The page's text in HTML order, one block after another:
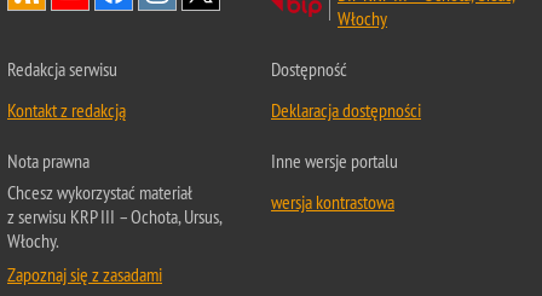
Włochy
Redakcja serwisu
Kontakt z redakcją
Dostępność
Deklaracja dostępności
Nota prawna
Chcesz wykorzystać materiał
z serwisu KRP III – Ochota, Ursus,
Włochy.
Zapoznaj się z zasadami
Inne wersje portalu
wersja kontrastowa